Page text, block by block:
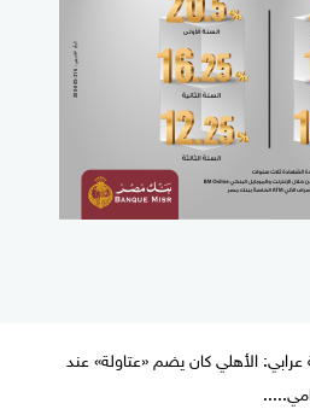
عرابي: الأهلي كان يضم «عتاولة» عند